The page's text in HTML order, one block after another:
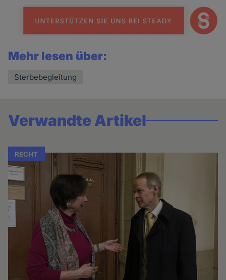
news
Mehr lesen über:
Sterbebegleitung
Verwandte Artikel
RECHT